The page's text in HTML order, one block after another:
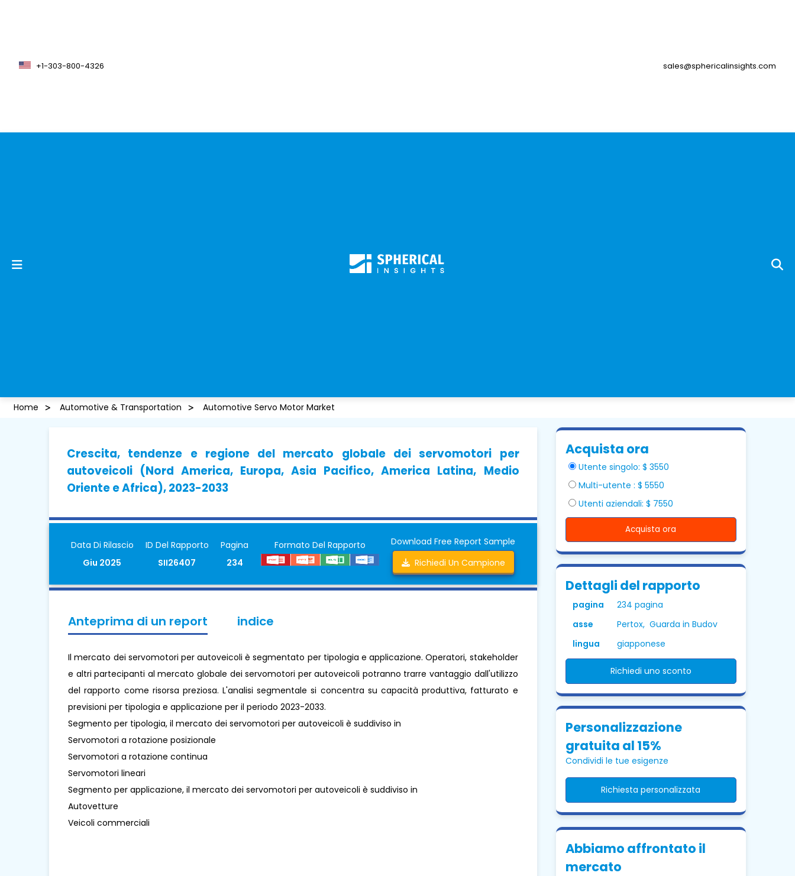
+1-303-800-4326 sales@sphericalinsights.com
Home Automotive & Transportation Automotive Servo Motor Market
Crescita, tendenze e regione del mercato globale dei servomotori per
autoveicoli (Nord America, Europa, Asia Pacifico, America Latina, Medio
Oriente e Africa), 2023-2033
Data Di Rilascio
Giu 2025
ID Del Rapporto
SII26407
Pagina
234
Formato Del Rapporto
Download Free Report Sample
Richiedi Un Campione
Anteprima di un report indice
Il mercato dei servomotori per autoveicoli è segmentato per tipologia e applicazione. Operatori, stakeholder
e altri partecipanti al mercato globale dei servomotori per autoveicoli potranno trarre vantaggio dall'utilizzo
del rapporto come risorsa preziosa. L'analisi segmentale si concentra su capacità produttiva, fatturato e
previsioni per tipologia e applicazione per il periodo 2023-2033.
Segmento per tipologia, il mercato dei servomotori per autoveicoli è suddiviso in
Servomotori a rotazione posizionale
Servomotori a rotazione continua
Servomotori lineari
Segmento per applicazione, il mercato dei servomotori per autoveicoli è suddiviso in
Autovetture
Veicoli commerciali
Acquista ora
Utente singolo: $ 3550
Multi-utente : $ 5550
Utenti aziendali: $ 7550
Acquista ora
Dettagli del rapporto
pagina
234 pagina
asse
Pertox, Guarda in Budov
lingua
giapponese
Richiedi uno sconto
Personalizzazione
gratuita al 15%
Condividi le tue esigenze
Richiesta personalizzata
Abbiamo affrontato il
mercato